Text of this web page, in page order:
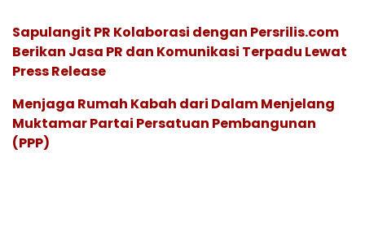
Sapulangit PR Kolaborasi dengan Persrilis.com
Berikan Jasa PR dan Komunikasi Terpadu Lewat
Press Release
Menjaga Rumah Kabah dari Dalam Menjelang
Muktamar Partai Persatuan Pembangunan
(PPP)